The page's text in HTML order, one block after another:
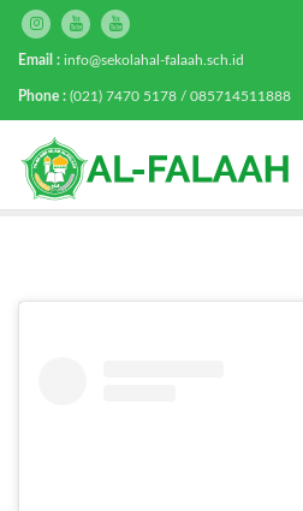
Email : info@sekolahal-falaah.sch.id
Phone : (021) 7470 5178 / 085714511888